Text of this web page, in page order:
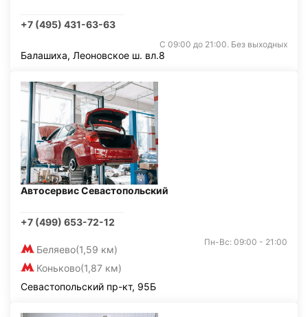
+7 (495) 431-63-63
С 09:00 до 21:00. Без выходных
Балашиха, Леоновское ш. вл.8
Автосервис Севастопольский
+7 (499) 653-72-12
Беляево(1,59 км)
Коньково(1,87 км)
Пн-Вс: 09:00 - 21:00
Севастопольский пр-кт, 95Б